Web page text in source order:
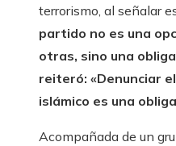
terrorismo, al señalar
partido no es una
otras, sino una
reiteró: «Denunciar
islámico es una
Acompañada de un